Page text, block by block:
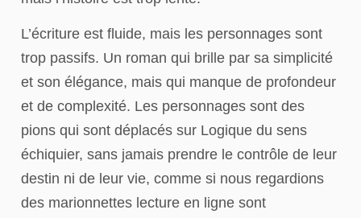
L’écriture est fluide, mais les personnages sont
trop passifs. Un roman qui brille par sa simplicité
et son élégance, mais qui manque de profondeur
et de complexité. Les personnages sont des
pions qui sont déplacés sur Logique du sens
échiquier, sans jamais prendre le contrôle de leur
destin ni de leur vie, comme si nous regardions
des marionnettes lecture en ligne sont